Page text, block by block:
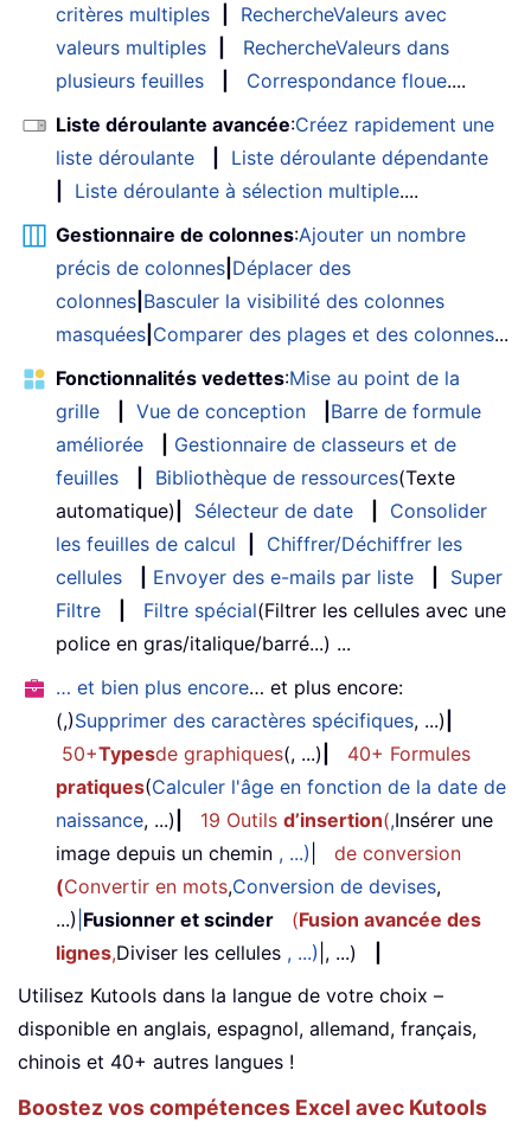
critères multiples
RechercheValeurs avec
valeurs multiples
RechercheValeurs dans
plusieurs feuilles
Correspondance floue....
Liste déroulante avancée:Créez rapidement une
liste déroulante
Liste déroulante dépendante
Liste déroulante à sélection multiple....
Gestionnaire de colonnes:Ajouter un nombre
précis de colonnes Déplacer des
colonnes Basculer la visibilité des colonnes
masquées Comparer des plages et des colonnes...
Fonctionnalités vedettes:Mise au point de la
grille
Vue de conception
Barre de formule
améliorée
Gestionnaire de classeurs et de
feuilles
Bibliothèque de ressources(Texte
automatique)
Sélecteur de date
Consolider
les feuilles de calcul
Chiffrer/Déchiffrer les
cellules
Envoyer des e-mails par liste
Super
Filtre
Filtre spécial(Filtrer les cellules avec une
police en gras/italique/barré...) ...
… et bien plus encore… et plus encore:
(,)Supprimer des caractères spécifiques, ...)
50+Typesde graphiques(, ...)
40+ Formules
pratiques(Calculer l'âge en fonction de la date de
naissance, ...) 19 Outils d’insertion(,Insérer une
image depuis un chemin , ...)
de conversion
(Convertir en mots,Conversion de devises,
...) Fusionner et scinder (Fusion avancée des
lignes,Diviser les cellules , ...) |, ...)
Utilisez Kutools dans la langue de votre choix –
disponible en anglais, espagnol, allemand, français,
chinois et 40+ autres langues !
Boostez vos compétences Excel avec Kutools